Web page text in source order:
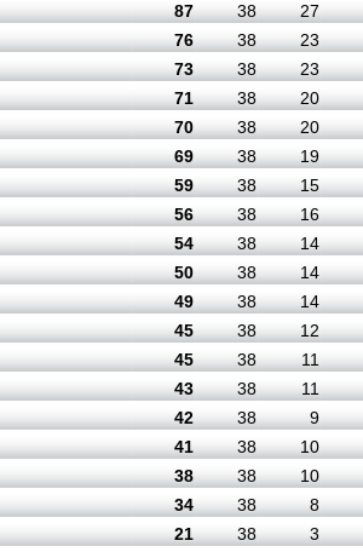
87 38
27
76 38
23
73 38
23
71 38
20
70 38
20
69 38
19
59 38
15
56 38
16
54 38
14
50 38
14
49 38
14
45 38
12
45 38
11
43 38
11
42 38
9
41 38
10
38 38
10
34 38
8
21 38
3